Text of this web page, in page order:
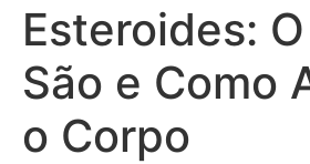
Esteroides:
São e Como
o Corpo